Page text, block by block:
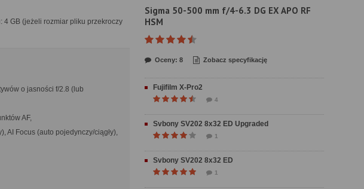
4 GB (jeżeli rozmiar pliku przekroczy
o jasności f/2.8 (lub
AF,
AI Focus (auto pojedynczy/ciągły),
Sigma 50-500 mm f/4-6.3 DG EX APO RF
HSM
Oceny: 8 Zobacz specyfikację
Fujifilm X-Pro2
4
Svbony SV202 8x32 ED Upgraded
1
Svbony SV202 8x32 ED
1